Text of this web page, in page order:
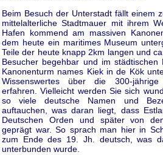
Beim Besuch der Unterstadt fällt einem
mittelalterliche Stadtmauer mit ihrem
Hafen kommend am massiven
dem heute ein maritimes Museum
Teile der heute knapp 2km langen und
Besucher begehbar und im städtischen
Kanonenturm names Kiek in de Kök
Wissenswertes über die 300-
erfahren. Vielleicht werden Sie sich
so viele deutsche Namen und
auftauchen, was daran liegt, dass
Deutschen Orden und später von
geprägt war. So sprach man hier in
zum Ende des 19. Jh. deutsch, was
unterbunden wurde.